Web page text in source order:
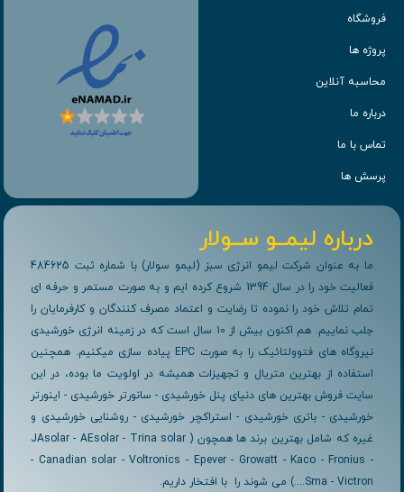
فروشگاه
پروژه ها
محاسبه آنلاین
درباره ما
تماس با ما
پرسش ها
درباره لیمــو ســولار
ما به عنوان شرکت لیمو انرژی سبز (لیمو سولار) با شماره ثبت 484625
فعالیت خود را در سال 1394 شروع کرده ایم و به صورت مستمر و حرفه ای
تمام تلاش خود را نموده تا رضایت و اعتماد مصرف کنندگان و کارفرمایان را
جلب نماییم. هم اکنون بیش از 10 سال است که در زمینه انرژی خورشیدی
نیروگاه های فتوولتائیک را به صورت EPC پیاده سازی میکنیم. همچنین
استفاده از بهترین متریال و تجهیزات همیشه در اولویت ما بوده، در این
سایت فروش بهترین های دنیای پنل خورشیدی - سانورتر خورشیدی - اینورتر
خورشیدی - باتری خورشیدی - استراکچر خورشیدی - روشنایی خورشیدی و
غیره که شامل بهترین برند ها همچون ( JAsolar - AEsolar - Trina solar
- Canadian solar - Voltronics - Epever - Growatt - Kaco - Fronius -
Sma - Victron....) می شوند را با افتخار داریم.